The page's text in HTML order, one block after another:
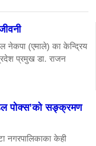
नेकपा (एमाले) का केन्द्रिय
प्रमुख डा. राजन
पोक्स’को सङ्क्रमण
नगरपालिकाका केही